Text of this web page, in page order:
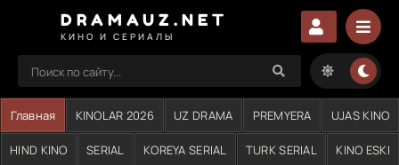
DRAMAUZ.NET
КИНО И СЕРИАЛЫ
Главная KINOLAR 2026 UZ DRAMA PREMYERA UJAS KINO
HIND KINO SERIAL KOREYA SERIAL TURK SERIAL KINO ESKI